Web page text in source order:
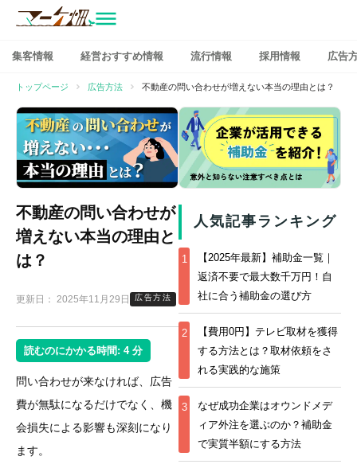
ン
テ
ス
キ
プ
マーケ畑
集客情報 経営おすすめ情報 流行情報 採用情報 広告
トップページ 広告方法 不動産の問い合わせが増えない本当の理由とは？
不動産の問い合わせが
増えない本当の理由と
は？
更新日： 2025年11月29日 広告方法
読むのにかかる時間: 4 分
問い合わせが来なければ、広告
費が無駄になるだけでなく、機
会損失による影響も深刻になり
ます。
人気記事ランキング
1
【2025年最新】補助金一覧｜
返済不要で最大数千万円！自
社に合う補助金の選び方
2
【費用0円】テレビ取材を獲得
する方法とは？取材依頼をさ
れる実践的な施策
3
なぜ成功企業はオウンドメデ
ィア外注を選ぶのか？補助金
で実質半額にする方法